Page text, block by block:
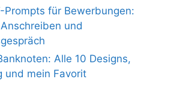
Prompts für Bewerbungen:
und
Alle 10 Designs,
und mein Favorit